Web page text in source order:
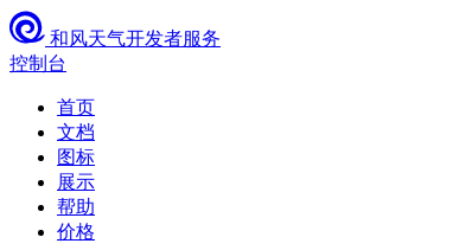
和风天气开发者服务
控制台
首页
文档
图标
展示
帮助
价格